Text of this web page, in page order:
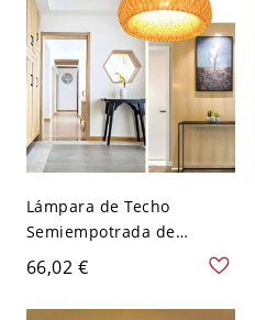
Lámpara de Techo
Semiempotrada de
Bambú Tejido a Mano,
Iluminación de Jaula
Domo Bohemia para
66,02 €